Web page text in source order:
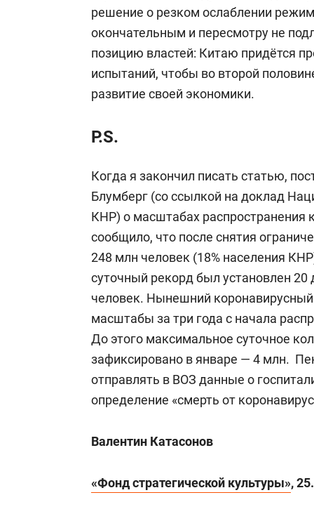
решение о резком ослаблении
окончательным и пересмотру не
позицию властей: Китаю придётся
испытаний, чтобы во второй
развитие своей экономики.
P.S.
Когда я закончил писать статью,
Блумберг (со ссылкой на доклад
КНР) о масштабах распространения
сообщило, что после снятия
248 млн человек (18% населения
суточный рекорд был установлен 20
человек. Нынешний
масштабы за три года с начала
До этого максимальное суточное
зафиксировано в январе — 4 млн.
отправлять в ВОЗ данные о
определение «смерть от
Валентин Катасонов
«Фонд стратегической культуры»,